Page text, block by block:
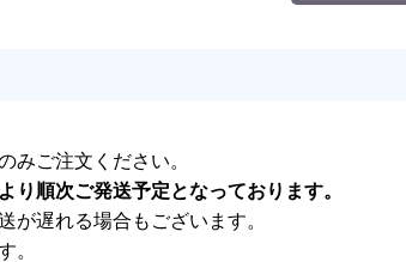
みご注文ください。
より順次ご発送予定となっております。
が遅れる場合もございます。
。